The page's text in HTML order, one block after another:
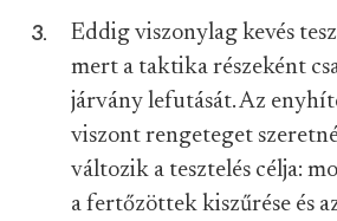
Eddig viszonylag kevés
mert a taktika részeként
járvány lefutását. Az
viszont rengeteget
változik a tesztelés célja:
a fertőzöttek kiszűrése és